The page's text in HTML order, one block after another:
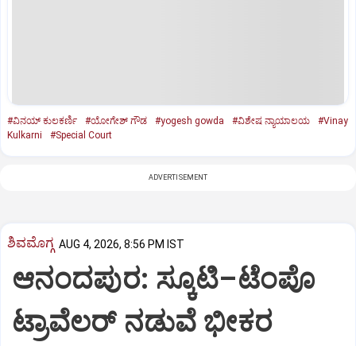
#ವಿನಯ್‌ ಕುಲಕರ್ಣಿ #ಯೋಗೇಶ್‌ ಗೌಡ #yogesh gowda #ವಿಶೇಷ ನ್ಯಾಯಾಲಯ
#Vinay
Kulkarni
#Special Court
ADVERTISEMENT
ಶಿವಮೊಗ್ಗ AUG 4, 2026, 8:56 PM IST
ಆನಂದಪುರ: ಸ್ಕೂಟಿ–ಟೆಂಪೊ
ಟ್ರಾವೆಲರ್ ನಡುವೆ ಭೀಕರ